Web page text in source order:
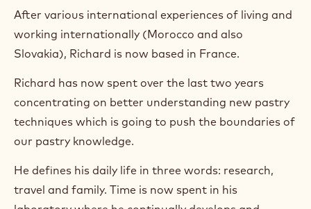
i
n
d
After various international experiences of living and
working internationally (Morocco and also
Slovakia), Richard is now based in France.
Richard has now spent over the last two years
concentrating on better understanding new pastry
techniques which is going to push the boundaries of
our pastry knowledge.
He defines his daily life in three words: research,
travel and family. Time is now spent in his